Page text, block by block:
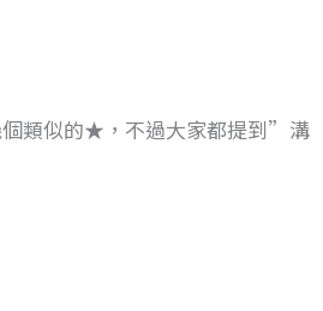
個類似的★，不過大家都提到”溝